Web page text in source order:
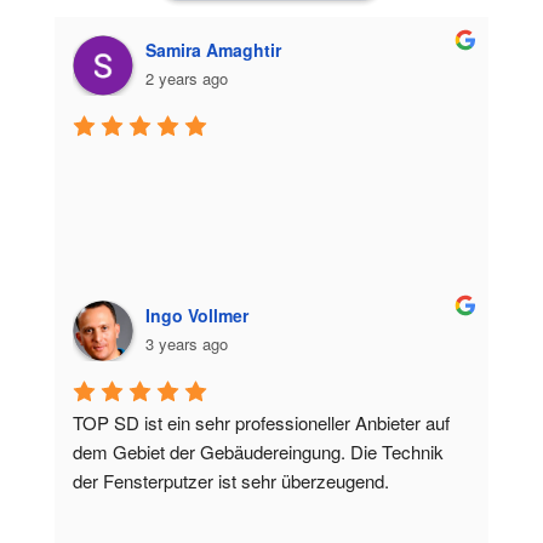
Samira Amaghtir
2 years ago
Ingo Vollmer
3 years ago
TOP SD ist ein sehr professioneller Anbieter auf
dem Gebiet der Gebäudereingung. Die Technik
der Fensterputzer ist sehr überzeugend.